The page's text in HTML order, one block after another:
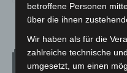
betroffene Personen
über die ihnen
Wir haben als für die
zahlreiche technische
umgesetzt, um einen